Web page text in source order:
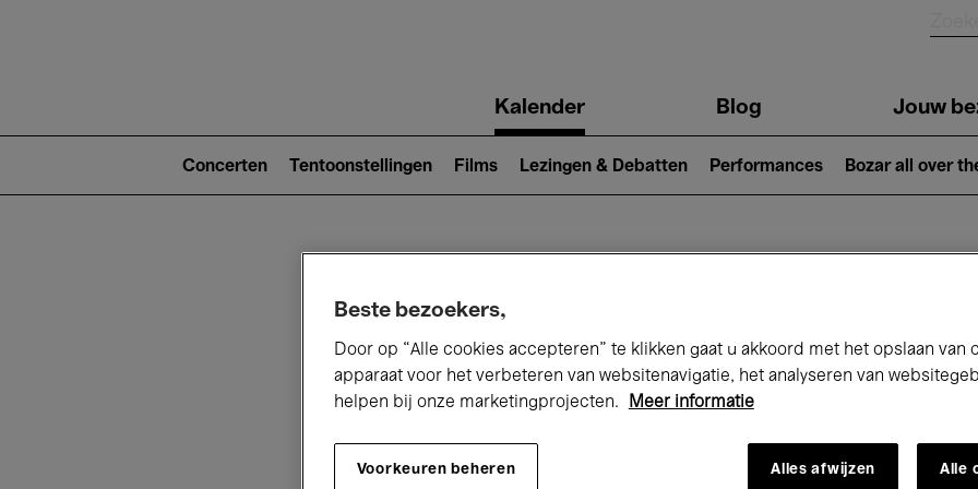
navigationKalender Blog Jouw
2)
Concerten Tentoonstellingen Films Lezingen & Debatten Performances Bozar all over
Vandaag Komende 7 dagen
Zaterdag 01 - Maandag 31 Augustus
Beste bezoekers,
Door op “Alle cookies accepteren” te klikken gaat u akkoord met het opslaan van
apparaat voor het verbeteren van websitenavigatie, het analyseren van
helpen bij onze marketingprojecten.
Meer informatie
Voorkeuren beheren Alles afwijzen Alle